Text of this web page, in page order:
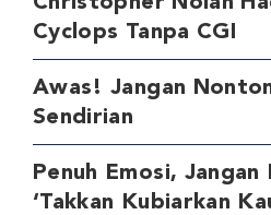
Cyclops Tanpa CGI
Awas! Jangan
Sendirian
Penuh Emosi,
‘Takkan Kubiarkan